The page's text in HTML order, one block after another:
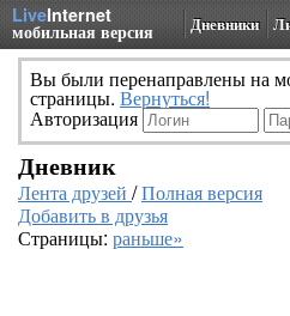
LiveInternet
мобильная версия Дневники
Вы были перенаправлены на
страницы. Вернуться!
Авторизация
Дневник
Лента друзей /Полная версия
Добавить в друзья
Страницы: раньше»